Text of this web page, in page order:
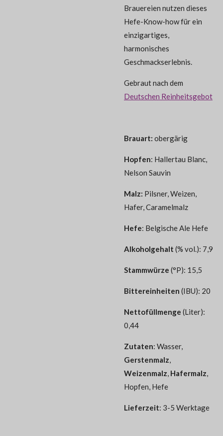
Brauereien nutzen dieses
Hefe-Know-how für ein
einzigartiges,
harmonisches
Geschmackserlebnis.
Gebraut nach dem
Deutschen Reinheitsgebot
Brauart: obergärig
Hopfen: Hallertau Blanc,
Nelson Sauvin
Malz: Pilsner, Weizen,
Hafer, Caramelmalz
Hefe: Belgische Ale Hefe
Alkoholgehalt (% vol.): 7,9
Stammwürze (°P): 15,5
Bittereinheiten (IBU): 20
Nettofüllmenge (Liter):
0,44
Zutaten: Wasser,
Gerstenmalz,
Weizenmalz, Hafermalz,
Hopfen, Hefe
Lieferzeit: 3-5 Werktage